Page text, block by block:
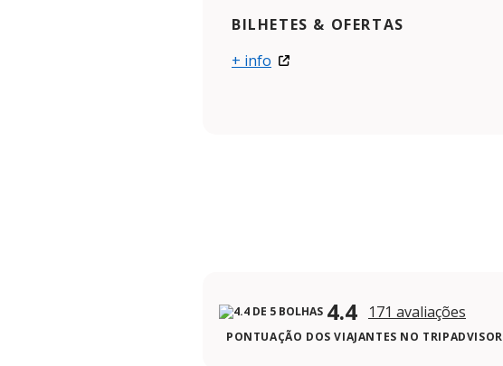
BILHETES & OFERTAS
+ info
4.4 171 avaliações
PONTUAÇÃO DOS VIAJANTES NO TRIPADVISOR